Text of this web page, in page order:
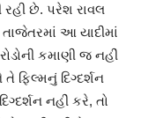
છે. પરેશ રાવલ
તાજેતરમાં આ યાદીમાં
કમાણી જ નહીં
ફિલ્મનું દિગ્દર્શન
નહીં કરે, તો